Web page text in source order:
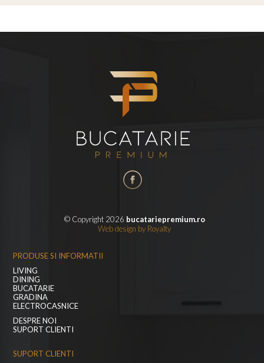
© Copyright 2026 bucatariepremium.ro
Web design by Royalty
PRODUSE SI INFORMATII
LIVING
DINING
BUCATARIE
GRADINA
ELECTROCASNICE
DESPRE NOI
SUPORT CLIENTI
SUPORT CLIENTI